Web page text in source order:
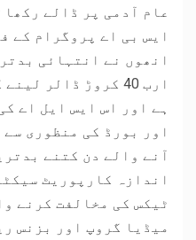
عام آدمی پر ڈالے رکھا
ایس بی اے پروگرام کے
انھوں نے انتہائی
ارب 40 کروڑ ڈالر
ہے اور اس ایس ایل اے
اور بورڈ کی منظوری
آنے والے دن کتنے
اندازہ کارپوریٹ
ٹیکس کی مخالفت کرنے
میڈیا گروپ اور بزنس